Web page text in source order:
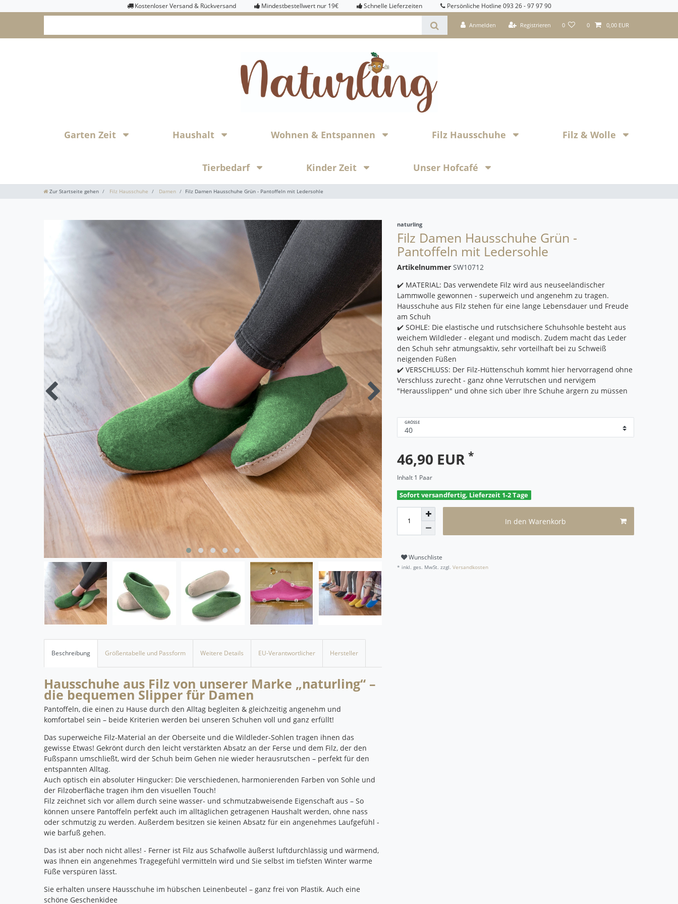
Kostenloser Versand & Rückversand Mindestbestellwert nur 19€ Schnelle Lieferzeiten Persönliche Hotline 093 26 - 97 97 90
Anmelden Registrieren 0 0 0,00 EUR
Garten Zeit Haushalt Wohnen & Entspannen Filz Hausschuhe Filz & Wolle
Tierbedarf Kinder Zeit Unser Hofcafé
Zur Startseite gehen Filz Hausschuhe Damen Filz Damen Hausschuhe Grün - Pantoffeln mit Ledersohle
naturling
Filz Damen Hausschuhe Grün -
Pantoffeln mit Ledersohle
Artikelnummer SW10712
✔️ MATERIAL: Das verwendete Filz wird aus neuseeländischer
Lammwolle gewonnen - superweich und angenehm zu tragen.
Hausschuhe aus Filz stehen für eine lange Lebensdauer und Freude
am Schuh
✔️ SOHLE: Die elastische und rutschsichere Schuhsohle besteht aus
weichem Wildleder - elegant und modisch. Zudem macht das Leder
den Schuh sehr atmungsaktiv, sehr vorteilhaft bei zu Schweiß
neigenden Füßen
✔️ VERSCHLUSS: Der Filz-Hüttenschuh kommt hier hervorragend ohne
Verschluss zurecht - ganz ohne Verrutschen und nervigem
"Herausslippen" und ohne sich über Ihre Schuhe ärgern zu müssen
GRÖSSE
46,90 EUR *
Inhalt 1 Paar
Sofort versandfertig, Lieferzeit 1-2 Tage
In den Warenkorb
Wunschliste
* inkl. ges. MwSt. zzgl. Versandkosten
Beschreibung Größentabelle und Passform Weitere Details EU-Verantwortlicher Hersteller
Hausschuhe aus Filz von unserer Marke „naturling“ –
die bequemen Slipper für Damen
Pantoffeln, die einen zu Hause durch den Alltag begleiten & gleichzeitig angenehm und
komfortabel sein – beide Kriterien werden bei unseren Schuhen voll und ganz erfüllt!
Das superweiche Filz-Material an der Oberseite und die Wildleder-Sohlen tragen ihnen das
gewisse Etwas! Gekrönt durch den leicht verstärkten Absatz an der Ferse und dem Filz, der den
Fußspann umschließt, wird der Schuh beim Gehen nie wieder herausrutschen – perfekt für den
entspannten Alltag.
Auch optisch ein absoluter Hingucker: Die verschiedenen, harmonierenden Farben von Sohle und
der Filzoberfläche tragen ihm den visuellen Touch!
Filz zeichnet sich vor allem durch seine wasser- und schmutzabweisende Eigenschaft aus – So
können unsere Pantoffeln perfekt auch im alltäglichen getragenen Haushalt werden, ohne nass
oder schmutzig zu werden. Außerdem besitzen sie keinen Absatz für ein angenehmes Laufgefühl -
wie barfuß gehen.
Das ist aber noch nicht alles! - Ferner ist Filz aus Schafwolle äußerst luftdurchlässig und wärmend,
was Ihnen ein angenehmes Tragegefühl vermitteln wird und Sie selbst im tiefsten Winter warme
Füße verspüren lässt.
Sie erhalten unsere Hausschuhe im hübschen Leinenbeutel – ganz frei von Plastik. Auch eine
schöne Geschenkidee